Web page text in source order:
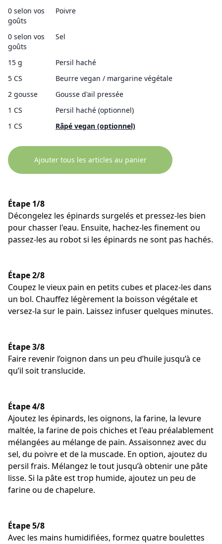
0 selon vos
goûts
Poivre
0 selon vos
goûts
Sel
15 g
Persil haché
5 CS
Beurre vegan / margarine végétale
2 gousse
Gousse d'ail pressée
1 CS
Persil haché (optionnel)
1 CS
Râpé vegan (optionnel)
Ajouter tous les articles au panier
Étape 1/8
Décongelez les épinards surgelés et pressez-les bien
pour chasser l'eau. Ensuite, hachez-les finement ou
passez-les au robot si les épinards ne sont pas hachés.
Étape 2/8
Coupez le vieux pain en petits cubes et placez-les dans
un bol. Chauffez légèrement la boisson végétale et
versez-la sur le pain. Laissez infuser quelques minutes.
Étape 3/8
Faire revenir l’oignon dans un peu d’huile jusqu’à ce
qu’il soit translucide.
Étape 4/8
Ajoutez les épinards, les oignons, la farine, la levure
maltée, la farine de pois chiches et l'eau préalablement
mélangées au mélange de pain. Assaisonnez avec du
sel, du poivre et de la muscade. En option, ajoutez du
persil frais. Mélangez le tout jusqu’à obtenir une pâte
lisse. Si la pâte est trop humide, ajoutez un peu de
farine ou de chapelure.
Étape 5/8
Avec les mains humidifiées, formez quatre boulettes